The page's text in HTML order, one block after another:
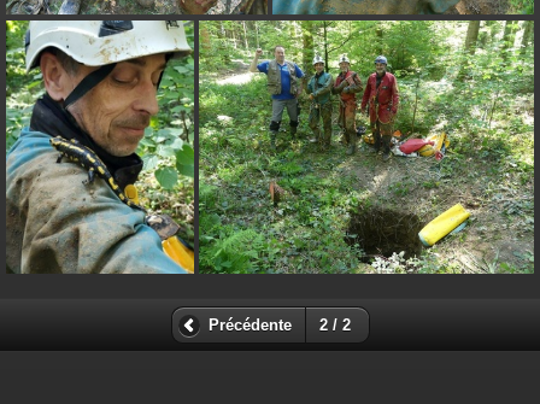
Précédente 2 / 2